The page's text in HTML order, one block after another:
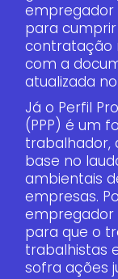
empregador
para
contratação
com a
atualizada
Já o Perfil
(PPP) é um
trabalhador,
base no
ambientais
empresas.
empregador
para que o
trabalhistas
sofra ações